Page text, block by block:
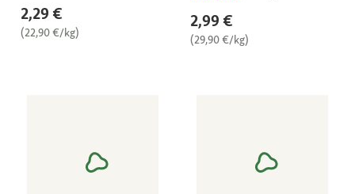
2,29 €
(22,90 €/kg)
2,99 €
(29,90 €/kg)